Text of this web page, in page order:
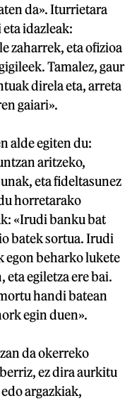
da». Iturrietara
idazleak:
zaharrek, eta ofizioa
Tamalez, gaur
direla eta, arreta
gaiari».
alde egiten du:
aritzeko,
eta fideltasunez
horretarako
«Irudi banku bat
batek sortua. Irudi
egon beharko lukete
egiletza ere bai.
handi batean
egin duen».
da okerreko
ez dira aurkitu
argazkiak,